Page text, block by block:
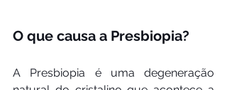
O que causa a Presbiopia?
A Presbiopia é uma degeneração